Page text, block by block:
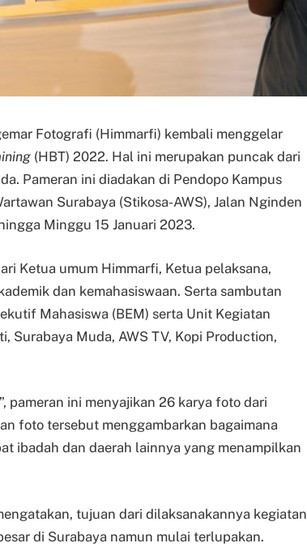
Fotografi (Himmarfi) kembali menggelar
(HBT) 2022. Hal ini merupakan puncak dari
Pameran ini diadakan di Pendopo Kampus
Surabaya (Stikosa-AWS), Jalan Nginden
Minggu 15 Januari 2023.
Ketua umum Himmarfi, Ketua pelaksana,
dan kemahasiswaan. Serta sambutan
Mahasiswa (BEM) serta Unit Kegiatan
Surabaya Muda, AWS TV, Kopi Production,
pameran ini menyajikan 26 karya foto dari
foto tersebut menggambarkan bagaimana
ibadah dan daerah lainnya yang menampilkan
tujuan dari dilaksanakannya kegiatan
di Surabaya namun mulai terlupakan.